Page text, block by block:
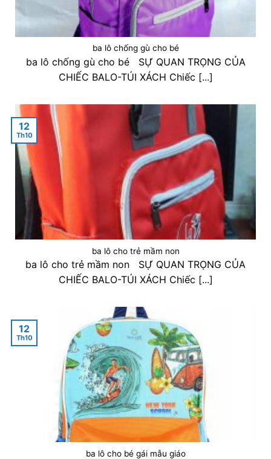
ba lô chống gù cho bé
ba lô chống gù cho bé SỰ QUAN TRỌNG CỦA
CHIẾC BALO-TÚI XÁCH Chiếc [...]
ba lô cho trẻ mầm non
ba lô cho trẻ mầm non SỰ QUAN TRỌNG CỦA
CHIẾC BALO-TÚI XÁCH Chiếc [...]
12
Th10
ba lô cho bé gái mẫu giáo
12
Th10